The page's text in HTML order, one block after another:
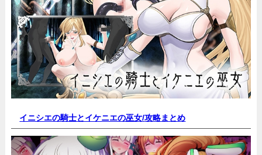
イニシエの騎士とイケニエの巫女/攻略まとめ